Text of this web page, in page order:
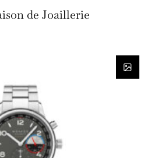
de Joaillerie